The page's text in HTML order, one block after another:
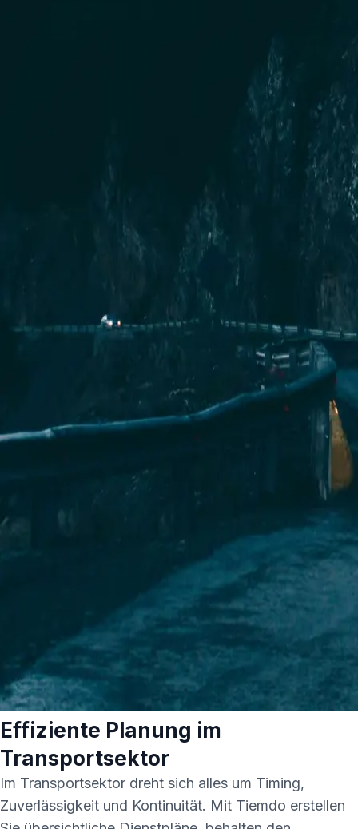
Effiziente Planung im
Transportsektor
Im Transportsektor dreht sich alles um Timing,
Zuverlässigkeit und Kontinuität. Mit Tiemdo erstellen